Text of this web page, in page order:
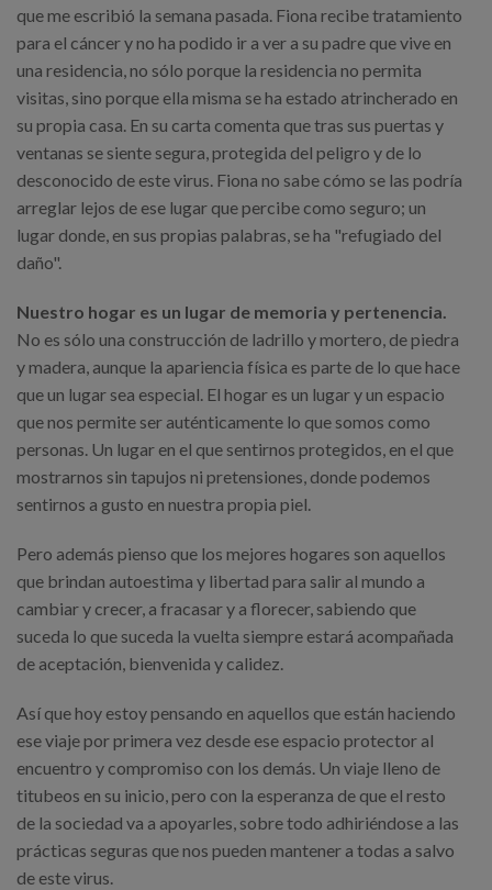
que me escribió la semana pasada. Fiona recibe tratamiento
para el cáncer y no ha podido ir a ver a su padre que vive en
una residencia, no sólo porque la residencia no permita
visitas, sino porque ella misma se ha estado atrincherado en
su propia casa. En su carta comenta que tras sus puertas y
ventanas se siente segura, protegida del peligro y de lo
desconocido de este virus. Fiona no sabe cómo se las podría
arreglar lejos de ese lugar que percibe como seguro; un
lugar donde, en sus propias palabras, se ha "refugiado del
daño".
Nuestro hogar es un lugar de memoria y pertenencia.
No es sólo una construcción de ladrillo y mortero, de piedra
y madera, aunque la apariencia física es parte de lo que hace
que un lugar sea especial. El hogar es un lugar y un espacio
que nos permite ser auténticamente lo que somos como
personas. Un lugar en el que sentirnos protegidos, en el que
mostrarnos sin tapujos ni pretensiones, donde podemos
sentirnos a gusto en nuestra propia piel.
Pero además pienso que los mejores hogares son aquellos
que brindan autoestima y libertad para salir al mundo a
cambiar y crecer, a fracasar y a florecer, sabiendo que
suceda lo que suceda la vuelta siempre estará acompañada
de aceptación, bienvenida y calidez.
Así que hoy estoy pensando en aquellos que están haciendo
ese viaje por primera vez desde ese espacio protector al
encuentro y compromiso con los demás. Un viaje lleno de
titubeos en su inicio, pero con la esperanza de que el resto
de la sociedad va a apoyarles, sobre todo adhiriéndose a las
prácticas seguras que nos pueden mantener a todas a salvo
de este virus.